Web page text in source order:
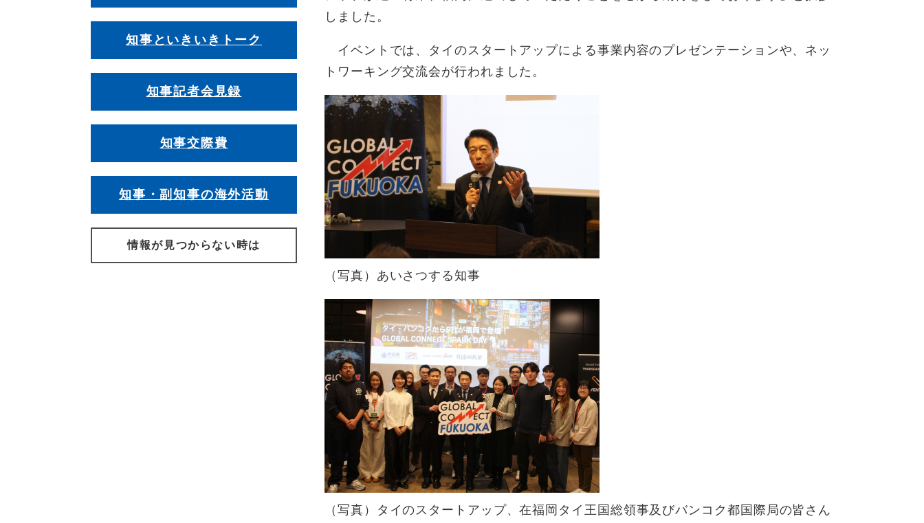
しました。
イベントでは、タイのスタートアップによる事業内容のプレゼンテーションや、ネッ
トワーキング交流会が行われました。
（写真）あいさつする知事
（写真）タイのスタートアップ、在福岡タイ王国総領事及びバンコク都国際局の皆さん
知事といきいきトーク
知事記者会見録
知事交際費
知事・副知事の海外活動
情報が見つからない時は